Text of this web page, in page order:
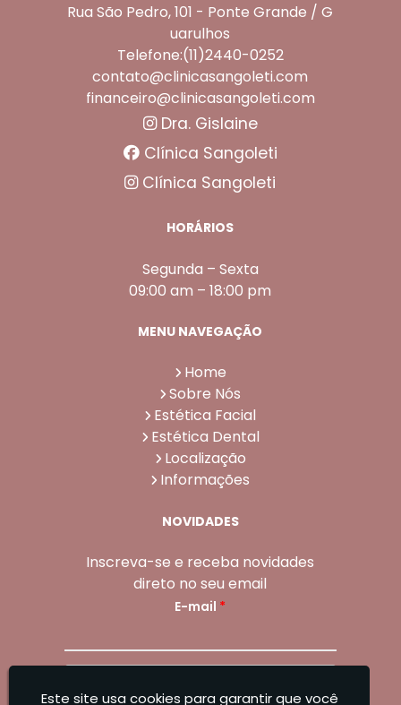
Rua São Pedro, 101 - Ponte Grande / G
uarulhos
Telefone:(11)2440-0252
contato@clinicasangoleti.com
financeiro@clinicasangoleti.com
Dra. Gislaine
Clínica Sangoleti
Clínica Sangoleti
HORÁRIOS
Segunda – Sexta
09:00 am – 18:00 pm
MENU NAVEGAÇÃO
Home
Sobre Nós
Estética Facial
Estética Dental
Localização
Informações
NOVIDADES
Inscreva-se e receba novidades
direto no seu email
E-mail *
Este site usa cookies para garantir que você